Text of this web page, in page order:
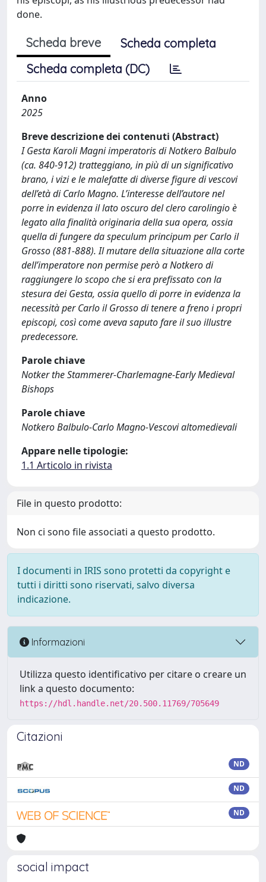
done.
Scheda breve
Scheda completa
Scheda completa (DC)
Anno
2025
Breve descrizione dei contenuti (Abstract)
I Gesta Karoli Magni imperatoris di Notkero Balbulo
(ca. 840-912) tratteggiano, in più di un significativo
brano, i vizi e le malefatte di diverse figure di vescovi
dell’età di Carlo Magno. L’interesse dell’autore nel
porre in evidenza il lato oscuro del clero carolingio è
legato alla finalità originaria della sua opera, ossia
quella di fungere da speculum principum per Carlo il
Grosso (881-888). Il mutare della situazione alla corte
dell’imperatore non permise però a Notkero di
raggiungere lo scopo che si era prefissato con la
stesura dei Gesta, ossia quello di porre in evidenza la
necessità per Carlo il Grosso di tenere a freno i propri
episcopi, così come aveva saputo fare il suo illustre
predecessore.
Parole chiave
Notker the Stammerer-Charlemagne-Early Medieval
Bishops
Parole chiave
Notkero Balbulo-Carlo Magno-Vescovi altomedievali
Appare nelle tipologie:
1.1 Articolo in rivista
File in questo prodotto:
Non ci sono file associati a questo prodotto.
I documenti in IRIS sono protetti da copyright e
tutti i diritti sono riservati, salvo diversa
indicazione.
Informazioni
Utilizza questo identificativo per citare o creare un
link a questo documento:
https://hdl.handle.net/20.500.11769/705649
Citazioni
ND
ND
ND
social impact